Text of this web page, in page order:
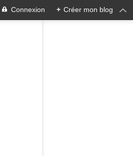
Connexion + Créer mon blog